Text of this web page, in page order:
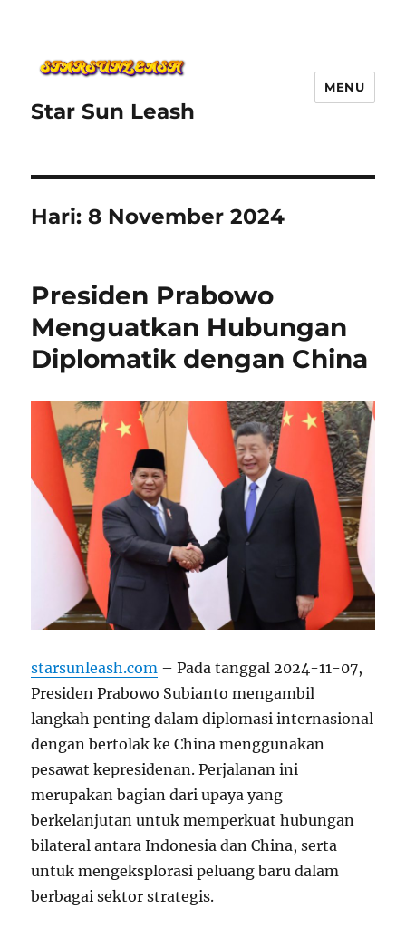
Star Sun Leash
MENU
Hari:8 November 2024
Presiden Prabowo
Menguatkan Hubungan
Diplomatik dengan China
starsunleash.com – Pada tanggal 2024-11-07,
Presiden Prabowo Subianto mengambil
langkah penting dalam diplomasi internasional
dengan bertolak ke China menggunakan
pesawat kepresidenan. Perjalanan ini
merupakan bagian dari upaya yang
berkelanjutan untuk memperkuat hubungan
bilateral antara Indonesia dan China, serta
untuk mengeksplorasi peluang baru dalam
berbagai sektor strategis.